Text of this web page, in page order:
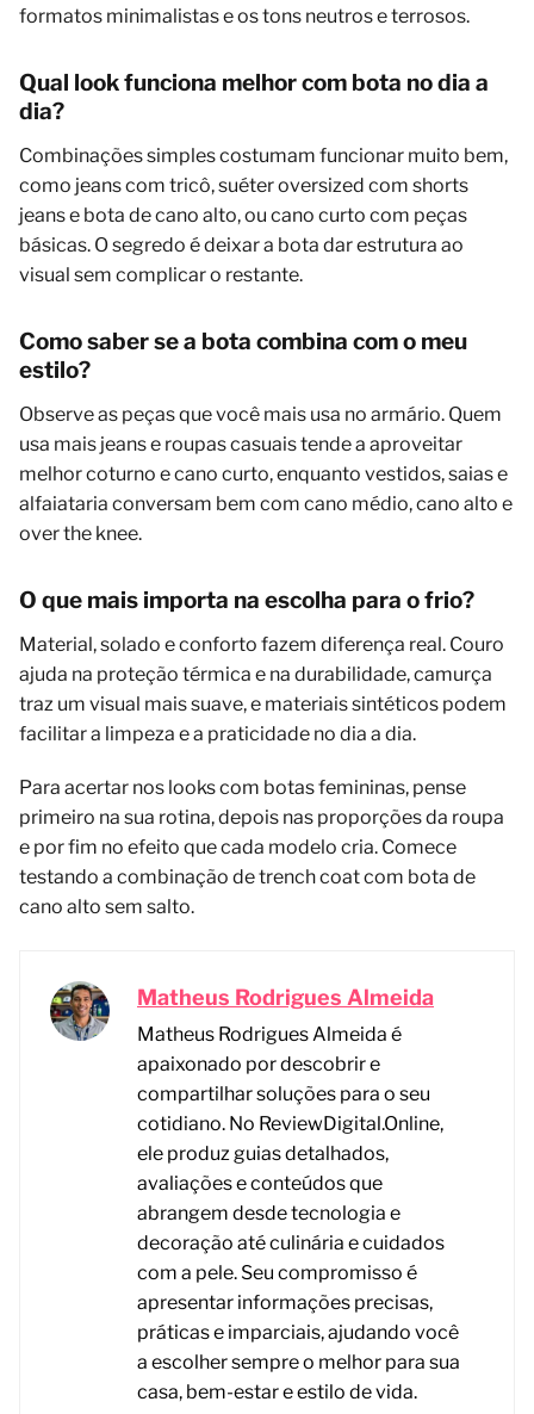
formatos minimalistas e os tons neutros e terrosos.
Qual look funciona melhor com bota no dia a
dia?
Combinações simples costumam funcionar muito bem,
como jeans com tricô, suéter oversized com shorts
jeans e bota de cano alto, ou cano curto com peças
básicas. O segredo é deixar a bota dar estrutura ao
visual sem complicar o restante.
Como saber se a bota combina com o meu
estilo?
Observe as peças que você mais usa no armário. Quem
usa mais jeans e roupas casuais tende a aproveitar
melhor coturno e cano curto, enquanto vestidos, saias e
alfaiataria conversam bem com cano médio, cano alto e
over the knee.
O que mais importa na escolha para o frio?
Material, solado e conforto fazem diferença real. Couro
ajuda na proteção térmica e na durabilidade, camurça
traz um visual mais suave, e materiais sintéticos podem
facilitar a limpeza e a praticidade no dia a dia.
Para acertar nos looks com botas femininas, pense
primeiro na sua rotina, depois nas proporções da roupa
e por fim no efeito que cada modelo cria. Comece
testando a combinação de trench coat com bota de
cano alto sem salto.
Matheus Rodrigues Almeida
Matheus Rodrigues Almeida é
apaixonado por descobrir e
compartilhar soluções para o seu
cotidiano. No ReviewDigital.Online,
ele produz guias detalhados,
avaliações e conteúdos que
abrangem desde tecnologia e
decoração até culinária e cuidados
com a pele. Seu compromisso é
apresentar informações precisas,
práticas e imparciais, ajudando você
a escolher sempre o melhor para sua
casa, bem-estar e estilo de vida.